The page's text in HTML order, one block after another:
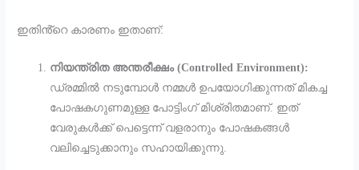
ഇതിൻ്റെ കാരണം ഇതാണ്:
നിയന്ത്രിത അന്തരീക്ഷം (Controlled Environment):
ഡ്രമ്മിൽ നടുമ്പോൾ നമ്മൾ ഉപയോഗിക്കുന്നത് മികച്ച
പോഷകഗുണമുള്ള പോട്ടിംഗ് മിശ്രിതമാണ്. ഇത്
വേരുകൾക്ക് പെട്ടെന്ന് വളരാനും പോഷകങ്ങൾ
വലിച്ചെടുക്കാനും സഹായിക്കുന്നു.